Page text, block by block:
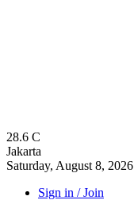
28.6 C
Jakarta
Saturday, August 8, 2026
Sign in / Join